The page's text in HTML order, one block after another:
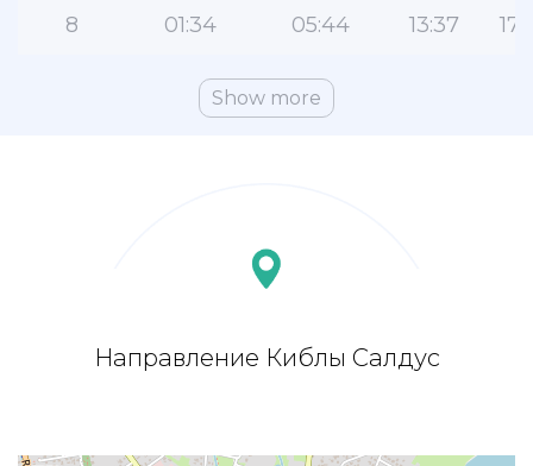
8 01:34 05:44 13:37
Show more
Направление Киблы Салдус